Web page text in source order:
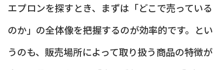
エプロンを探すとき、まずは「どこで売っている
のか」の全体像を把握するのが効率的です。とい
うのも、販売場所によって取り扱う商品の特徴が